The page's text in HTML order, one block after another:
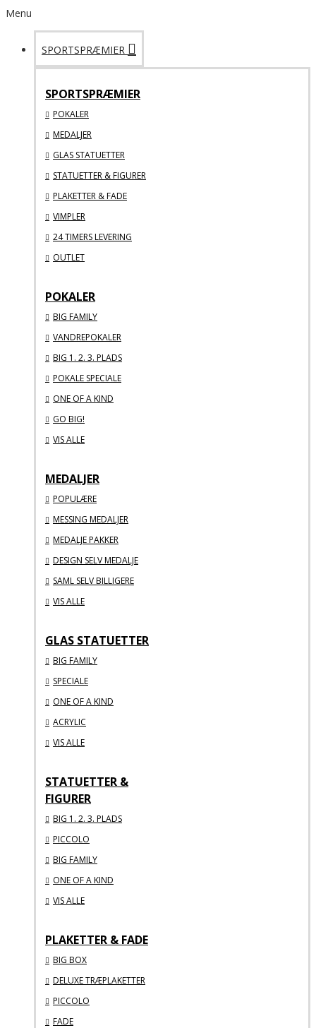
Menu
SPORTSPRÆMIER
SPORTSPRÆMIER
POKALER
MEDALJER
GLAS STATUETTER
STATUETTER & FIGURER
PLAKETTER & FADE
VIMPLER
24 TIMERS LEVERING
OUTLET
POKALER
BIG FAMILY
VANDREPOKALER
BIG 1. 2. 3. PLADS
POKALE SPECIALE
ONE OF A KIND
GO BIG!
VIS ALLE
MEDALJER
POPULÆRE
MESSING MEDALJER
MEDALJE PAKKER
DESIGN SELV MEDALJE
SAML SELV BILLIGERE
VIS ALLE
GLAS STATUETTER
BIG FAMILY
SPECIALE
ONE OF A KIND
ACRYLIC
VIS ALLE
STATUETTER &
FIGURER
BIG 1. 2. 3. PLADS
PICCOLO
BIG FAMILY
ONE OF A KIND
VIS ALLE
PLAKETTER & FADE
BIG BOX
DELUXE TRÆPLAKETTER
PICCOLO
FADE